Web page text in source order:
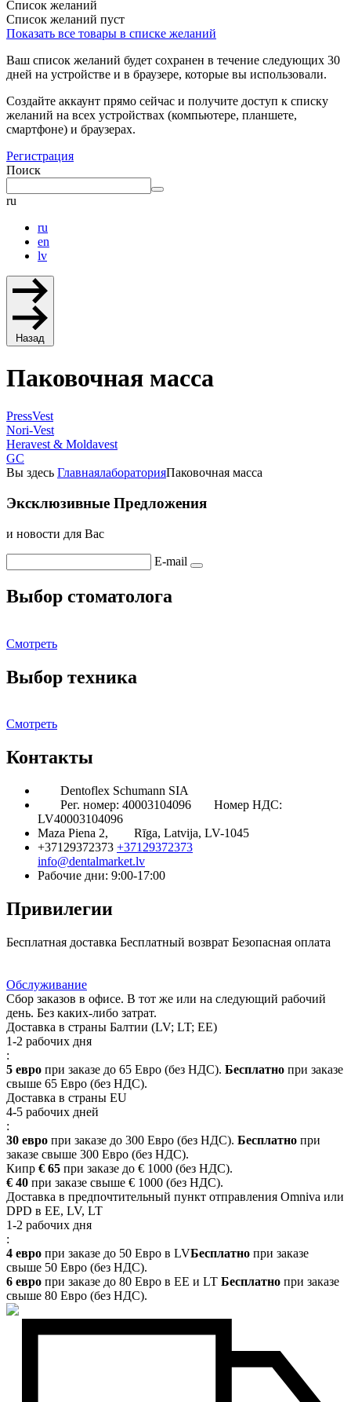
Список желаний
Список желаний пуст
Показать все товары в списке желаний
Ваш список желаний будет сохранен в течение следующих 30
дней на устройстве и в браузере, которые вы использовали.
Создайте аккаунт прямо сейчас и получите доступ к списку
желаний на всех устройствах (компьютере, планшете,
смартфоне) и браузерах.
Регистрация
Поиск
ru
ru
en
lv
Назад
Паковочная масса
PressVest
Nori-Vest
Heravest & Moldavest
GC
Вы здесь ГлавнаялабораторияПаковочная масса
Эксклюзивные Предложения
и новости для Вас
E-mail
Выбор стоматолога
Смотреть
Выбор техника
Смотреть
Контакты
Dentoflex Schumann SIA
Рег. номер: 40003104096
Номер НДС:
LV40003104096
Maza Piena 2,
Rīga, Latvija, LV-1045
+37129372373 +37129372373
info@dentalmarket.lv
Рабочие дни: 9:00-17:00
Привилегии
Бесплатная доставка Бесплатный возврат Безопасная оплата
Обслуживание
Сбор заказов в офисе. В тот же или на следующий рабочий
день. Без каких-либо затрат.
Доставка в страны Балтии (LV; LT; EE)
1-2 рабочих дня
:
5 евро при заказе до 65 Евро (без НДС). Бесплатно при заказе
свыше 65 Евро (без НДС).
Доставка в страны EU
4-5 рабочих дней
:
30 евро при заказе до 300 Евро (без НДС). Бесплатно при
заказе свыше 300 Евро (без НДС).
Кипр € 65 при заказе до € 1000 (без НДС).
€ 40 при заказе свыше € 1000 (без НДС).
Доставка в предпочтительный пункт отправления Omniva или
DPD в EE, LV, LT
1-2 рабочих дня
:
4 евро при заказе до 50 Евро в LVБесплатно при заказе
свыше 50 Евро (без НДС).
6 евро при заказе до 80 Евро в EE и LT Бесплатно при заказе
свыше 80 Евро (без НДС).